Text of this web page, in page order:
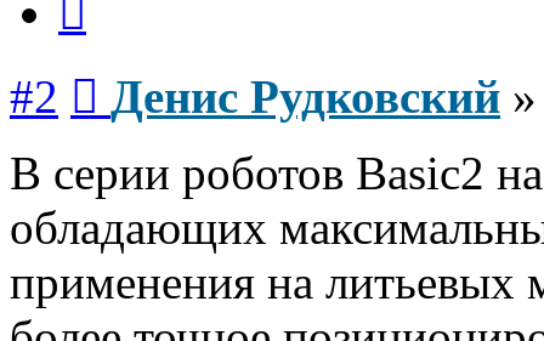
#2 Денис Рудковский
В серии роботов Basic2
обладающих
применения на литьевых